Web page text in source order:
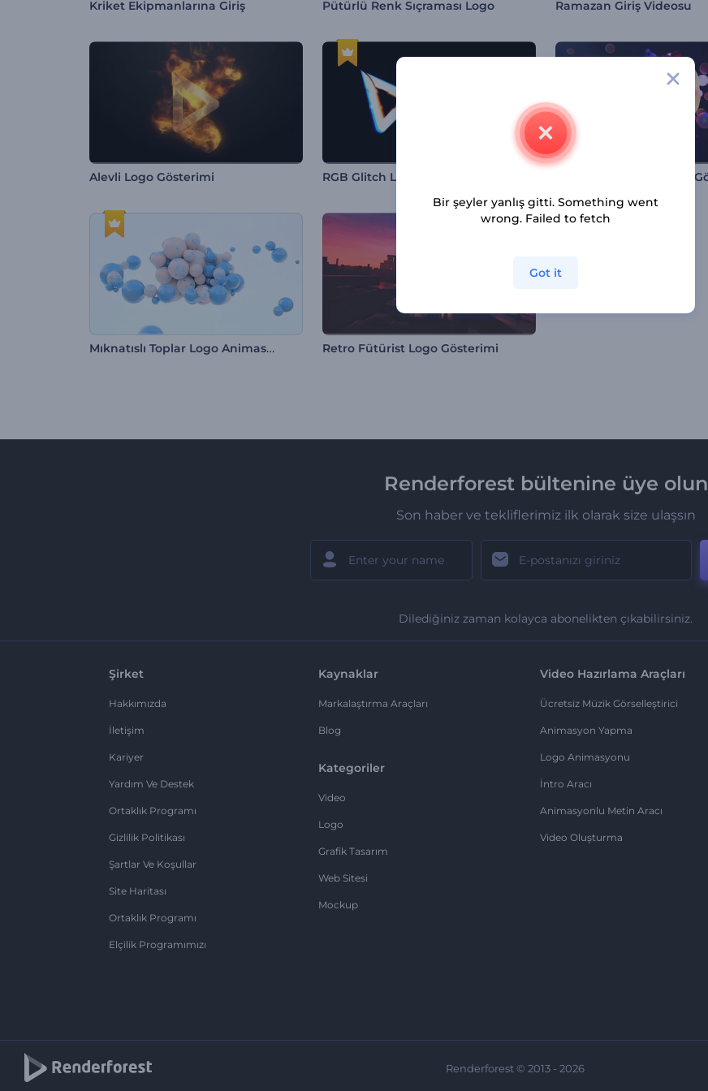
Kriket Ekipmanlarına Giriş Pütürlü Renk Sıçraması Logo Ramazan Giriş Videosu
Alevli Logo Gösterimi RGB Glitch Logo Gösterimi
Mıknatıslı Toplar Logo Animasyonu Retro Fütürist Logo Gösterimi
Renderforest bültenine üye olun
Son haber ve tekliflerimiz ilk olarak size ulaşsın
Dilediğiniz zaman kolayca abonelikten çıkabilirsiniz.
Şirket
Hakkımızda
İletişim
Kariyer
Yardım Ve Destek
Ortaklık Programı
Gizlilik Politikası
Şartlar Ve Koşullar
Site Haritası
Ortaklık Programı
Elçilik Programımızı
Kaynaklar
Markalaştırma Araçları
Blog
Kategoriler
Video
Logo
Grafik Tasarım
Web Sitesi
Mockup
Video Hazırlama Araçları
Ücretsiz Müzik Görselleştirici
Animasyon Yapma
Logo Animasyonu
İntro Aracı
Animasyonlu Metin Aracı
Video Oluşturma
Renderforest © 2013 - 2026
Bir şeyler yanlış gitti. Something went
wrong. Failed to fetch
Got it